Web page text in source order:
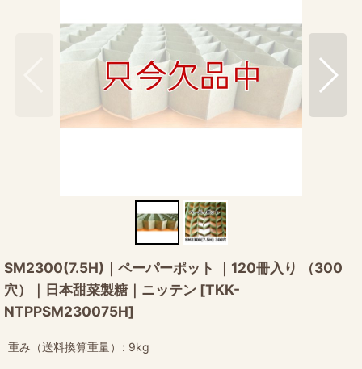
SM2300(7.5H)｜ペーパーポット ｜120冊入り （300
穴）｜日本甜菜製糖｜ニッテン [TKK-
NTPPSM230075H]
重み（送料換算重量） : 9kg